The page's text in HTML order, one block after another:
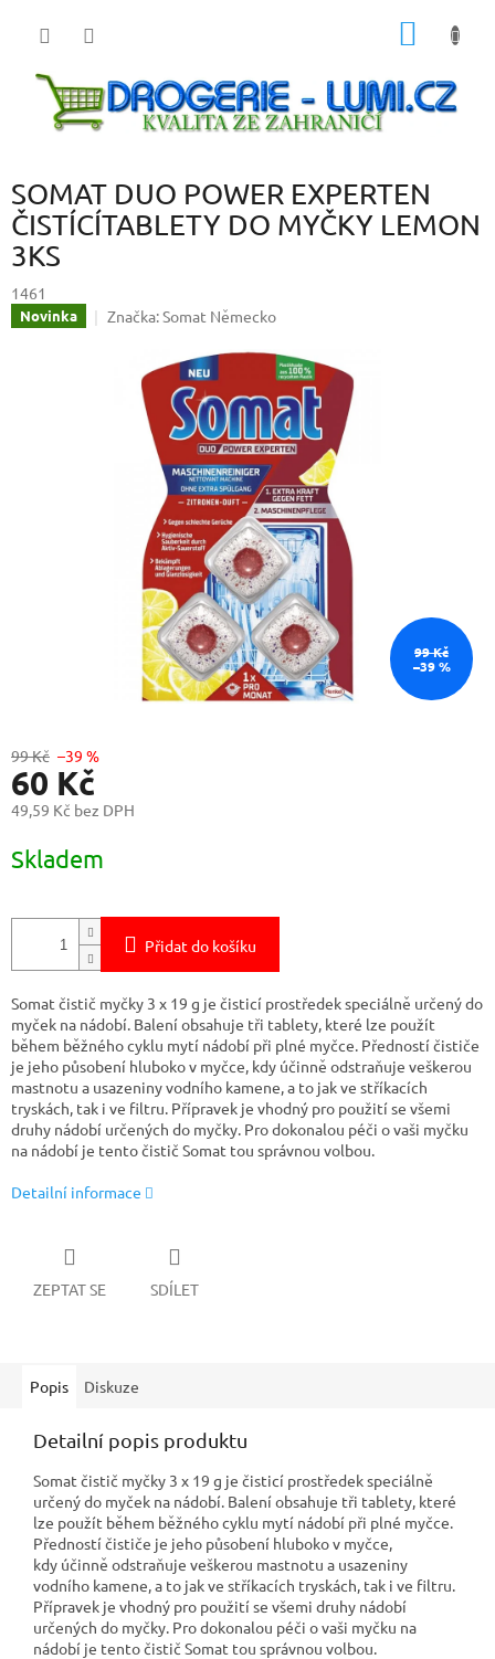
SOMAT DUO POWER EXPERTEN
ČISTÍCÍTABLETY DO MYČKY LEMON
3KS
1461
Novinka Značka:Somat Německo
99 Kč
–39 %
99 Kč –39 %
60 Kč
49,59 Kč bez DPH
cena:
Skladem
Přidat do košíku
Somat čistič myčky 3 x 19 g je čisticí prostředek speciálně určený do
myček na nádobí. Balení obsahuje tři tablety, které lze použít
během běžného cyklu mytí nádobí při plné myčce. Předností čističe
je jeho působení hluboko v myčce, kdy účinně odstraňuje veškerou
mastnotu a usazeniny vodního kamene, a to jak ve stříkacích
tryskách, tak i ve filtru. Přípravek je vhodný pro použití se všemi
druhy nádobí určených do myčky. Pro dokonalou péči o vaši myčku
na nádobí je tento čistič Somat tou správnou volbou.
Detailní informace
ZEPTAT SE SDÍLET
Popis Diskuze
Detailní popis produktu
Somat čistič myčky 3 x 19 g je čisticí prostředek speciálně
určený do myček na nádobí. Balení obsahuje tři tablety, které
lze použít během běžného cyklu mytí nádobí při plné myčce.
Předností čističe je jeho působení hluboko v myčce,
kdy účinně odstraňuje veškerou mastnotu a usazeniny
vodního kamene, a to jak ve stříkacích tryskách, tak i ve filtru.
Přípravek je vhodný pro použití se všemi druhy nádobí
určených do myčky. Pro dokonalou péči o vaši myčku na
nádobí je tento čistič Somat tou správnou volbou.